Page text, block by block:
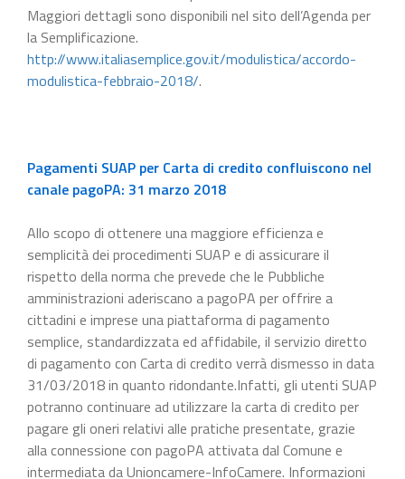
Maggiori dettagli sono disponibili nel sito dell’Agenda per
la Semplificazione.
http://www.italiasemplice.gov.it/modulistica/accordo-
modulistica-febbraio-2018/.
Pagamenti SUAP per Carta di credito confluiscono nel
canale pagoPA: 31 marzo 2018
Allo scopo di ottenere una maggiore efficienza e
semplicità dei procedimenti SUAP e di assicurare il
rispetto della norma che prevede che le Pubbliche
amministrazioni aderiscano a pagoPA per offrire a
cittadini e imprese una piattaforma di pagamento
semplice, standardizzata ed affidabile, il servizio diretto
di pagamento con Carta di credito verrà dismesso in data
31/03/2018 in quanto ridondante.Infatti, gli utenti SUAP
potranno continuare ad utilizzare la carta di credito per
pagare gli oneri relativi alle pratiche presentate, grazie
alla connessione con pagoPA attivata dal Comune e
intermediata da Unioncamere-InfoCamere. Informazioni